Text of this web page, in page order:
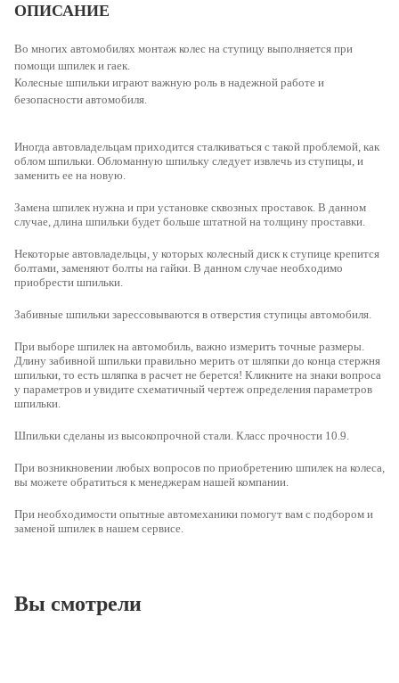
ОПИСАНИЕ
Во многих автомобилях монтаж колес на ступицу выполняется при
помощи шпилек и гаек.
Колесные шпильки играют важную роль в надежной работе и
безопасности автомобиля.
Иногда автовладельцам приходится сталкиваться с такой проблемой, как
облом шпильки. Обломанную шпильку следует извлечь из ступицы, и
заменить ее на новую.
Замена шпилек нужна и при установке сквозных проставок. В данном
случае, длина шпильки будет больше штатной на толщину проставки.
Некоторые автовладельцы, у которых колесный диск к ступице крепится
болтами, заменяют болты на гайки. В данном случае необходимо
приобрести шпильки.
Забивные шпильки зарессовываются в отверстия ступицы автомобиля.
При выборе шпилек на автомобиль, важно измерить точные размеры.
Длину забивной шпильки правильно мерить от шляпки до конца стержня
шпильки, то есть шляпка в расчет не берется! Кликните на знаки вопроса
у параметров и увидите схематичный чертеж определения параметров
шпильки.
Шпильки сделаны из высокопрочной стали. Класс прочности 10.9.
При возникновении любых вопросов по приобретению шпилек на колеса,
вы можете обратиться к менеджерам нашей компании.
При необходимости опытные автомеханики помогут вам с подбором и
заменой шпилек в нашем сервисе.
Вы смотрели